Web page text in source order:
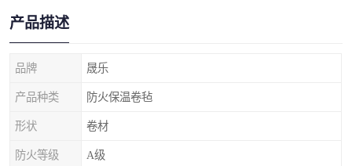
产品描述
品牌 晟乐
产品种类 防火保温卷毡
形状 卷材
防火等级 A级